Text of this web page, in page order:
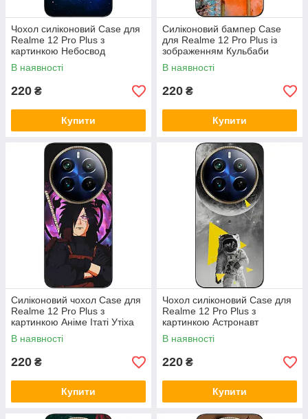
Чохол силіконовий Case для
Realme 12 Pro Plus з
картинкою Небосвод
В наявності
220 ₴
Купити
Силіконовий бампер Case
для Realme 12 Pro Plus із
зображенням Кульбаби
В наявності
220 ₴
Купити
Силіконовий чохол Case для
Realme 12 Pro Plus з
картинкою Аніме Ітаті Утіха
В наявності
220 ₴
Купити
Чохол силіконовий Case для
Realme 12 Pro Plus з
картинкою Астронавт
В наявності
220 ₴
Купити